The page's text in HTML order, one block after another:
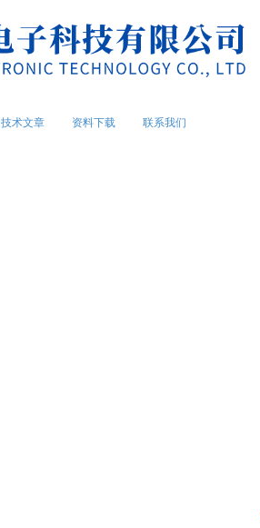
技术文章 资料下载 联系我们